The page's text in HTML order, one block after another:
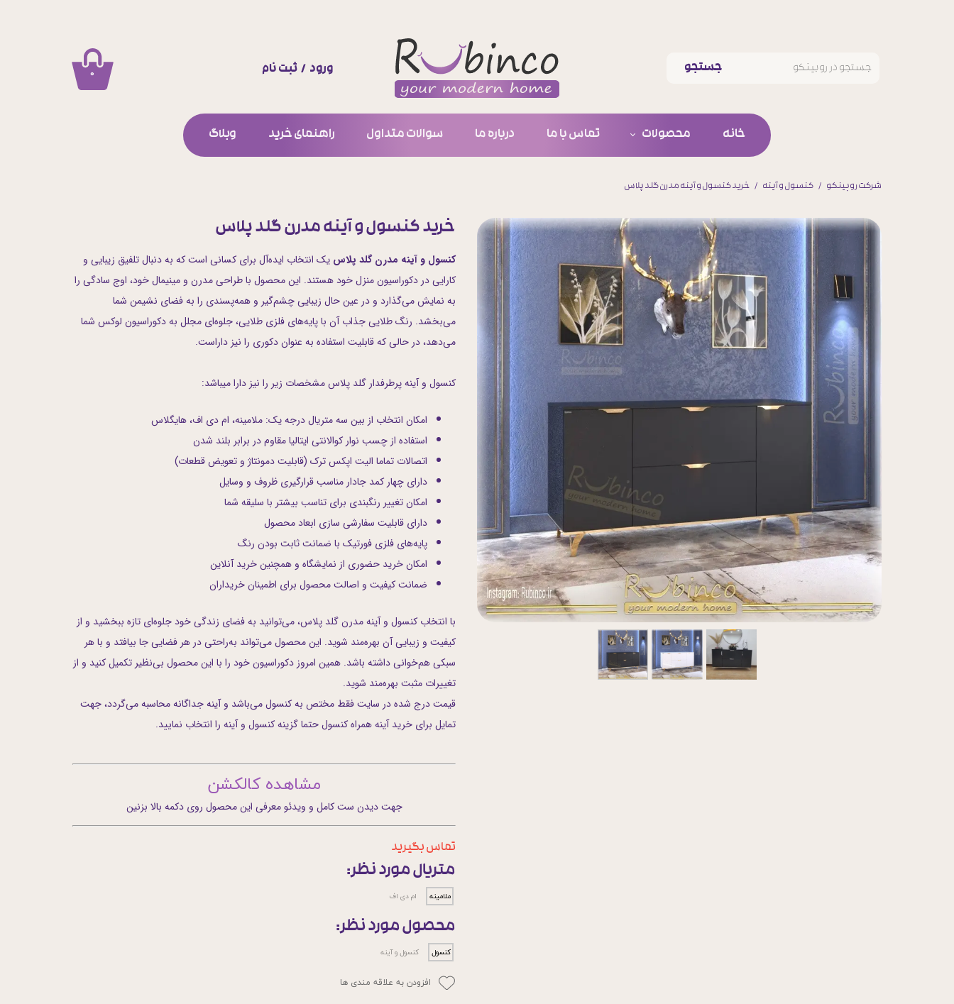
خانه محصولات
کنسول و آیینه
جلو مبلی و عسلی
جا کفشی
سرویس خواب
کافی بار
تماس با ما درباره ما سوالات متداول راهنمای خرید وبلاگ
ورود / ثبت نام ۰ جستجو
شرکت روبینکو کنسول و آینه خرید کنسول و آینه مدرن گلد پلاس
خرید کنسول و آینه مدرن گلد پلاس
تماس بگیرید
کنسول و آینه مدرن گلد پلاس یک انتخاب ایده‌آل برای کسانی است که به دنبال تلفیق زیبایی و
کارایی در دکوراسیون منزل خود هستند. این محصول با طراحی مدرن و مینیمال خود، اوج سادگی را
به نمایش می‌گذارد و در عین حال زیبایی چشم‌گیر و همه‌پسندی را به فضای نشیمن شما
می‌بخشد. رنگ طلایی جذاب آن با پایه‌های فلزی طلایی، جلوه‌ای مجلل به دکوراسیون لوکس شما
می‌دهد، در حالی که قابلیت استفاده به عنوان دکوری را نیز داراست.
کنسول و آینه پرطرفدار گلد پلاس مشخصات زیر را نیز دارا میباشد:
امکان انتخاب از بین سه متریال درجه یک: ملامینه، ام دی اف، هایگلاس
استفاده از چسب نوار کوالانتی ایتالیا مقاوم در برابر بلند شدن
اتصالات تماما الیت اپکس ترک (قابلیت دمونتاژ و تعویض قطعات)
دارای چهار کمد جادار مناسب قرارگیری ظروف و وسایل
امکان تغییر رنگبندی برای تناسب بیشتر با سلیقه شما
دارای قابلیت سفارشی سازی ابعاد محصول
پایه‌های فلزی فورتیک با ضمانت ثابت بودن رنگ
امکان خرید حضوری از نمایشگاه و همچنین خرید آنلاین
ضمانت کیفیت و اصالت محصول برای اطمینان خریداران
با انتخاب کنسول و آینه مدرن گلد پلاس، می‌توانید به فضای زندگی خود جلوه‌ای تازه ببخشید و از
کیفیت و زیبایی آن بهره‌مند شوید. این محصول می‌تواند به‌راحتی در هر فضایی جا بیافتد و با هر
سبکی هم‌خوانی داشته باشد. همین امروز دکوراسیون خود را با این محصول بی‌نظیر تکمیل کنید و از
تغییرات مثبت بهره‌مند شوید.
قیمت درج شده در سایت فقط مختص به کنسول می‌باشد و آینه جداگانه محاسبه می‌گردد، جهت
تمایل برای خرید آینه همراه کنسول حتما گزینه کنسول و آینه را انتخاب نمایید.
مشاهده کالکشن
جهت دیدن ست کامل و ویدئو معرفی این محصول روی دکمه بالا بزنین
متریال مورد نظر:
ملامینه ام دی اف
محصول مورد نظر:
کنسول کنسول و آینه
افزودن به علاقه مندی ها